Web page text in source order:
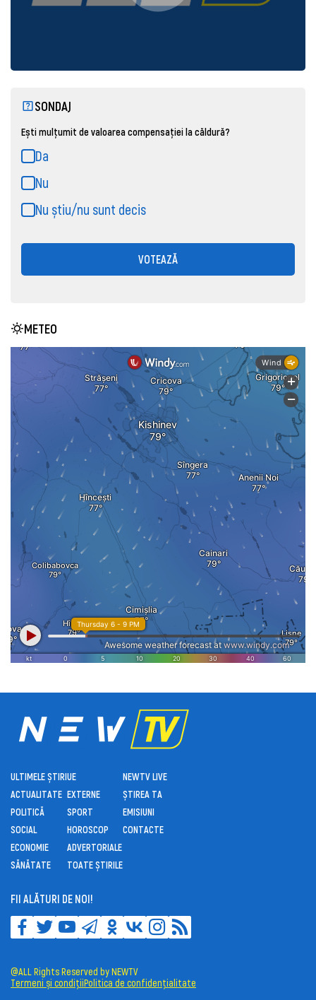
SONDAJ
Ești mulțumit de valoarea compensației la căldură?
Da
Nu
Nu știu/nu sunt decis
VOTEAZĂ
METEO
ULTIMELE ȘTIRI
ACTUALITATE
POLITICĂ
SOCIAL
ECONOMIE
SĂNĂTATE
UE
EXTERNE
SPORT
HOROSCOP
ADVERTORIALE
TOATE ȘTIRILE
NEWTV LIVE
ȘTIREA TA
EMISIUNI
CONTACTE
FII ALĂTURI DE NOI!
@ALL Rights Reserved by NEWTV
Termeni și condițiiPolitica de confidențialitate